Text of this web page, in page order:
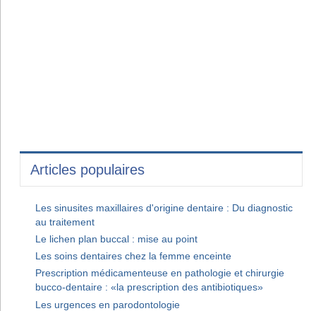
Articles populaires
Les sinusites maxillaires d'origine dentaire : Du diagnostic
au traitement
Le lichen plan buccal : mise au point
Les soins dentaires chez la femme enceinte
Prescription médicamenteuse en pathologie et chirurgie
bucco-dentaire : «la prescription des antibiotiques»
Les urgences en parodontologie